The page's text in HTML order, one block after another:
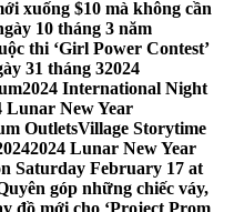
xuống $10 mà không cần
10 tháng 3 năm
thi ‘Girl Power Contest’
31 tháng 32024
2024 International Night
Lunar New Year
OutletsVillage Storytime
2024 Lunar New Year
Saturday February 17 at
góp những chiếc váy,